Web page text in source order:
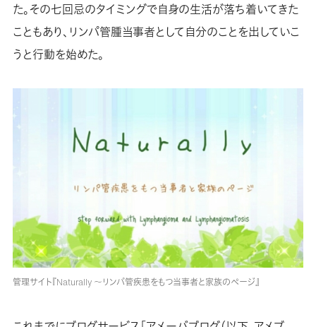
た。その七回忌のタイミングで自身の生活が落ち着いてきた
こともあり、リンパ管腫当事者として自分のことを出していこ
うと行動を始めた。
管理サイト『Naturally ～リンパ管疾患をもつ当事者と家族のページ』